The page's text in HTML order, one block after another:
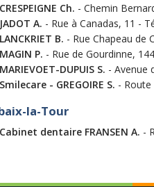
CRESPEIGNE Ch. - Chemin
JADOT A. - Rue à Canadas, 11 -
LANCKRIET B. - Rue Chapeau de
MAGIN P. - Rue de Gourdinne,
MARIEVOET-DUPUIS S. - Avenue
Smilecare - GREGOIRE S. - Route
la-Tour
Cabinet dentaire FRANSEN A. -